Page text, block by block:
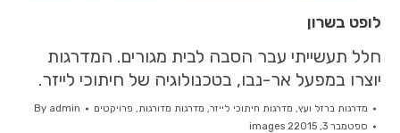
לופט בשרון
חלל תעשייתי עבר הסבה לבית מגורים. המדרגות
יוצרו במפעל אר-נבו, בטכנולוגיה של חיתוכי לייזר.
מדרגות ברזל ועץ, מדרגות חיתוכי לייזר, מדרגות מדורגות, פרויקטים By admin
ספטמבר 3, 2015
2 images